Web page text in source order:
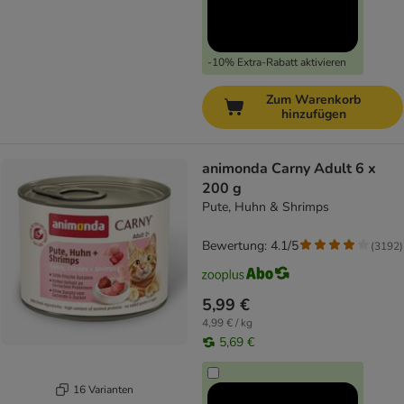
-10% Extra-Rabatt aktivieren
Zum Warenkorb
hinzufügen
16 Varianten
animonda Carny Adult 6 x
200 g
Pute, Huhn & Shrimps
5,99 €
4,99 € / kg
5,69 €
Bewertung: 4.1/5 (3192)